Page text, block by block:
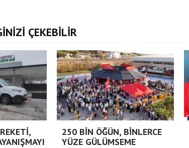
ÇEKEBİLİR
250 BİN ÖĞÜN, BİNLERCE
YÜZE GÜLÜMSEME